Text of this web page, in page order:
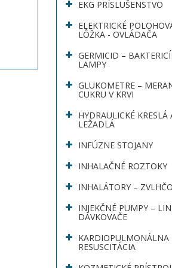
EKG PRÍSLUŠENSTVO
ELEKTRICKÉ
LÔŽKA - OVLÁDAČA
GERMICID –
LAMPY
GLUKOMETRE –
CUKRU V KRVI
HYDRAULICKÉ KRESLÁ
LEŽADLÁ
INFÚZNE STOJANY
INHALAČNÉ ROZTOKY
INHALÁTORY –
INJEKČNÉ PUMPY –
DÁVKOVAČE
KARDIOPULMONÁLNA
RESUSCITÁCIA